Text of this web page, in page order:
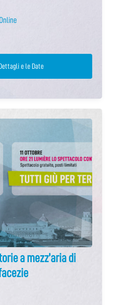
e le Date
a mezz’aria di